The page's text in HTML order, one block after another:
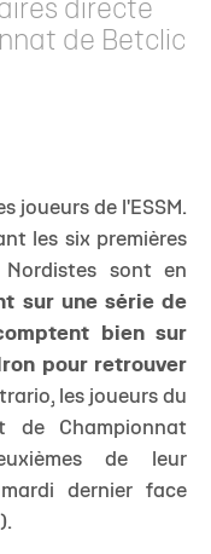
directe
de Betclic
joueurs de l'ESSM.
les six premières
Nordistes sont en
sur une série de
bien sur
pour retrouver
les joueurs du
de Championnat
de leur
dernier face